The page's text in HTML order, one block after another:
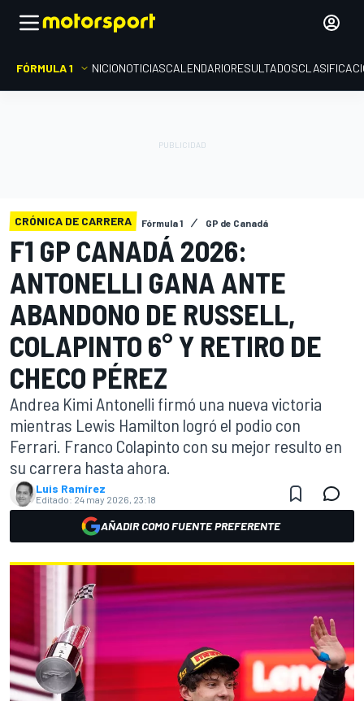
FÓRMULA 1 INICIONOTICIASCALENDARIORESULTADOS
CRÓNICA DE CARRERA Fórmula 1 GP de Canadá
F1 GP CANADÁ 2026:
ANTONELLI GANA ANTE
ABANDONO DE RUSSELL,
COLAPINTO 6° Y RETIRO DE
CHECO PÉREZ
Andrea Kimi Antonelli firmó una nueva victoria
mientras Lewis Hamilton logró el podio con
Ferrari. Franco Colapinto con su mejor resulto en
su carrera hasta ahora.
Luis Ramírez
Editado: 24 may 2026, 23:18
AÑADIR COMO FUENTE PREFERENTE